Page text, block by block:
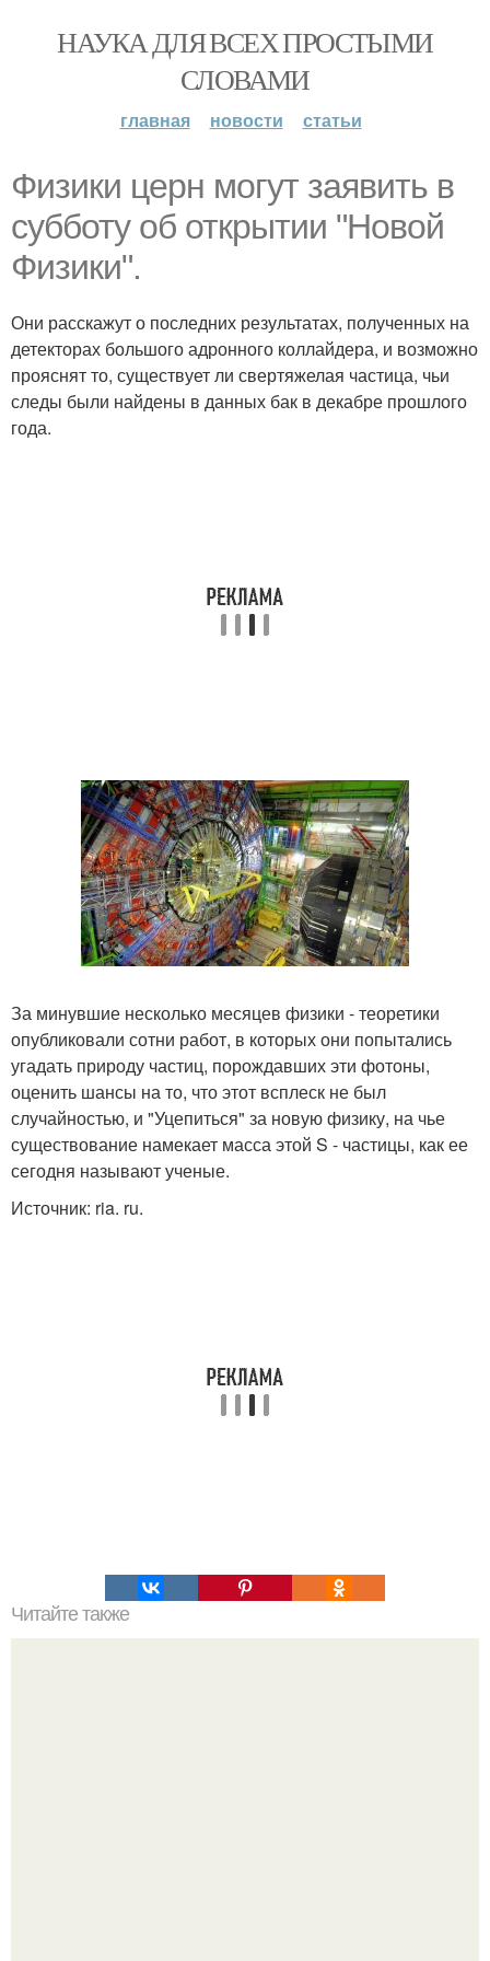
НАУКА ДЛЯ ВСЕХ ПРОСТЫМИ
СЛОВАМИ
главная новости статьи
Физики церн могут заявить в
субботу об открытии "Новой
Физики".
Они расскажут о последних результатах, полученных на
детекторах большого адронного коллайдера, и возможно
прояснят то, существует ли свертяжелая частица, чьи
следы были найдены в данных бак в декабре прошлого
года.
За минувшие несколько месяцев физики - теоретики
опубликовали сотни работ, в которых они попытались
угадать природу частиц, порождавших эти фотоны,
оценить шансы на то, что этот всплеск не был
случайностью, и "Уцепиться" за новую физику, на чье
существование намекает масса этой S - частицы, как ее
сегодня называют ученые.
Источник: ria. ru.
Читайте также